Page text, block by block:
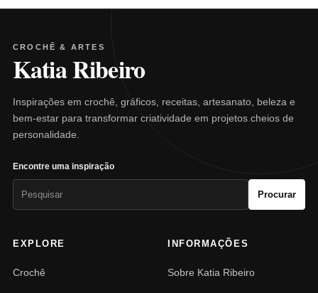
CROCHÊ & ARTES
Katia Ribeiro
Inspirações em crochê, gráficos, receitas, artesanato, beleza e
bem-estar para transformar criatividade em projetos cheios de
personalidade.
Encontre uma inspiração
Procurar
EXPLORE
Crochê
INFORMAÇÕES
Sobre Katia Ribeiro